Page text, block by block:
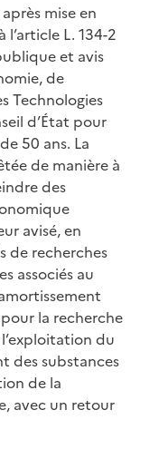
mise en
l’article L. 134-2
et avis
de
Technologies
d’État pour
50 ans. La
de manière à
des
avisé, en
de recherches
associés au
la recherche
du
des substances
de la
avec un retour